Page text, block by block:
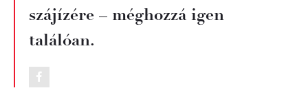
szájízére – méghozzá igen
találóan.